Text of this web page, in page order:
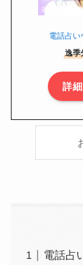
電話占い
逸季
詳
電話占